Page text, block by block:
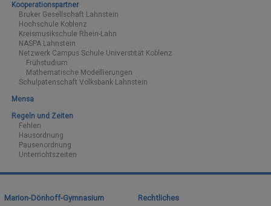
Kooperationspartner
Bruker Gesellschaft Lahnstein
Hochschule Koblenz
Kreismusikschule Rhein-Lahn
NASPA Lahnstein
Netzwerk Campus Schule Universtität Koblenz
Frühstudium
Mathematische Modellierungen
Schulpatenschaft Volksbank Lahnstein
Mensa
Regeln und Zeiten
Fehlen
Hausordnung
Pausenordnung
Unterrichtszeiten
Marion-Dönhoff-Gymnasium Rechtliches